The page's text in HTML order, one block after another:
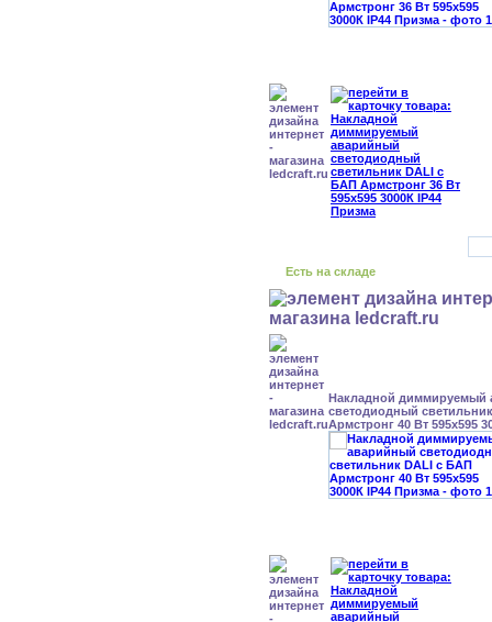
Есть на складе
Накладной диммируемый
светодиодный
Армстронг 40 Вт 595x595